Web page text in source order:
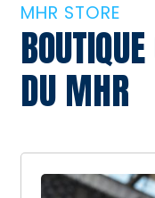
MHR STORE
DU MHR